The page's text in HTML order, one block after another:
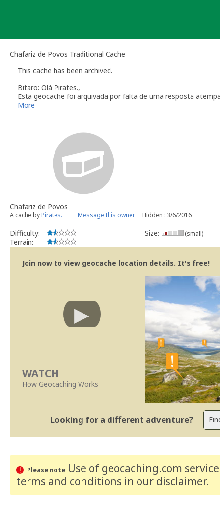
Chafariz de Povos Traditional Cache
This cache has been archived.
Bitaro: Olá Pirates.,
Esta geocache foi arquivada por falta de uma resposta
Verifique a secção das
Geocaching.com Volunteer Geocache Reviewer
Revisor Voluntário em Geocaching.com
More
Chafariz de Povos
A cache byPirates. Message this owner Hidden : 3/6/2016
Difficulty:
Terrain:
Size: (small)
Join now to view geocache location details. It's free!
WATCH
How Geocaching Works
Looking for a different adventure?
Please noteUse of geocaching.com
terms and conditions in our disclaimer.